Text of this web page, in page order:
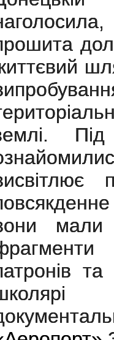
Під
мали
та